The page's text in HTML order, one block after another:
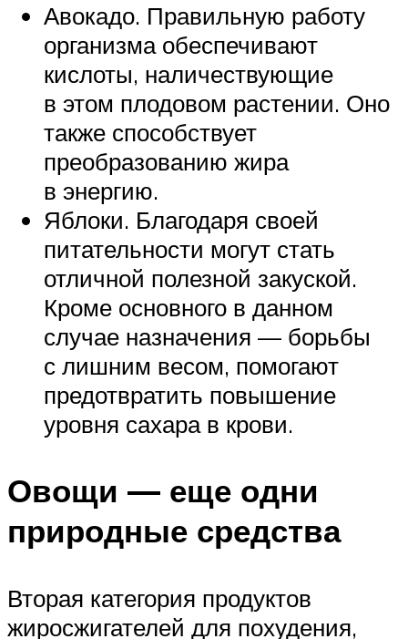
Авокадо. Правильную работу
организма обеспечивают
кислоты, наличествующие
в этом плодовом растении. Оно
также способствует
преобразованию жира
в энергию.
Яблоки. Благодаря своей
питательности могут стать
отличной полезной закуской.
Кроме основного в данном
случае назначения — борьбы
с лишним весом, помогают
предотвратить повышение
уровня сахара в крови.
Овощи — еще одни
природные средства
Вторая категория продуктов
жиросжигателей для похудения,